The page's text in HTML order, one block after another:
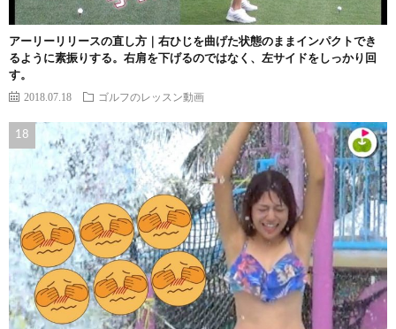
アーリーリリースの直し方｜右ひじを曲げた状態のままインパクトでき
るように素振りする。右肩を下げるのではなく、左サイドをしっかり回
す。
2018.07.18 ゴルフのレッスン動画